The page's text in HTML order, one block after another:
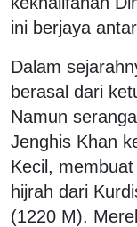
ini berjaya
Dalam
berasal dari
Namun
Jenghis Khan
Kecil,
hijrah dari
(1220 M).